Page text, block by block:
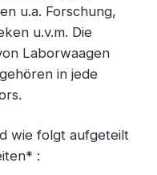
u.a. Forschung,
u.v.m. Die
Laborwaagen
in jede
wie folgt aufgeteilt
: